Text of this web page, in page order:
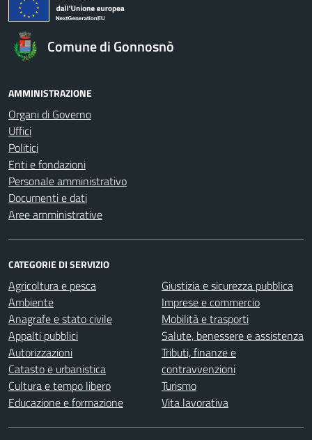
Comune di Gonnosnò
AMMINISTRAZIONE
Organi di Governo
Uffici
Politici
Enti e fondazioni
Personale amministrativo
Documenti e dati
Aree amministrative
CATEGORIE DI SERVIZIO
Agricoltura e pesca
Ambiente
Anagrafe e stato civile
Appalti pubblici
Autorizzazioni
Catasto e urbanistica
Cultura e tempo libero
Educazione e formazione
Giustizia e sicurezza pubblica
Imprese e commercio
Mobilità e trasporti
Salute, benessere e assistenza
Tributi, finanze e
contravvenzioni
Turismo
Vita lavorativa